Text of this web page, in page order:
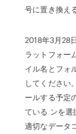
号に置き換え
2018年3月28
ラットフォー
イル名とフォ
してください
ールする予定
ている ンを選
適切なデータ